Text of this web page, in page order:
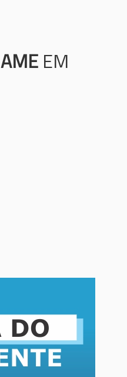
AME EM